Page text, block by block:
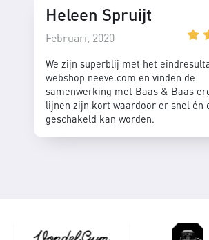
Heleen Spruijt
Februari, 2020
We zijn superblij met het
webshop neeve.com en vinden de
samenwerking met Baas & Baas
lijnen zijn kort waardoor er snel én
geschakeld kan worden.